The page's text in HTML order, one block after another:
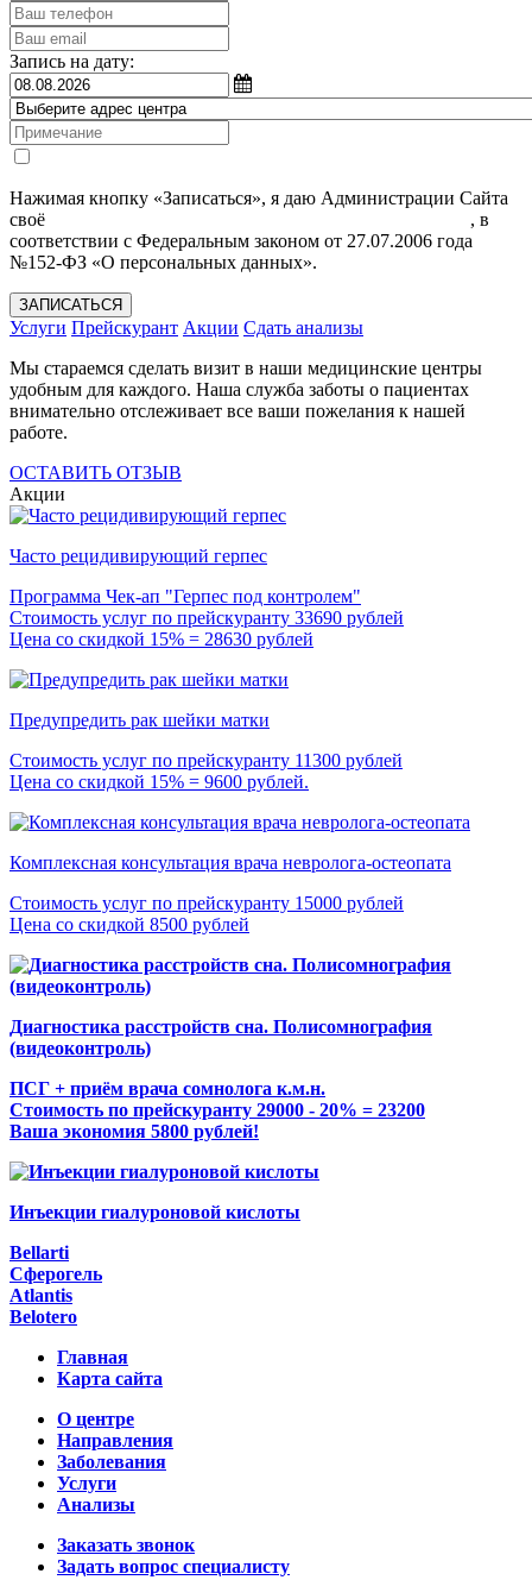
Запись на дату:
Нажимая кнопку «Записаться», я даю Администрации Сайта
своё
, в
соответствии с Федеральным законом от 27.07.2006 года
№152-ФЗ «О персональных данных».
ЗАПИСАТЬСЯ
Услуги Прейскурант Акции Сдать анализы
Мы стараемся сделать визит в наши медицинские центры
удобным для каждого. Наша служба заботы о пациентах
внимательно отслеживает все ваши пожелания к нашей
работе.
ОСТАВИТЬ ОТЗЫВ
Акции
Часто рецидивирующий герпес
Программа Чек-ап "Герпес под контролем"
Стоимость услуг по прейскуранту 33690 рублей
Цена со скидкой 15% = 28630 рублей
Предупредить рак шейки матки
Стоимость услуг по прейскуранту 11300 рублей
Цена со скидкой 15% = 9600 рублей.
Комплексная консультация врача невролога-остеопата
Стоимость услуг по прейскуранту 15000 рублей
Цена со скидкой 8500 рублей
Диагностика расстройств сна. Полисомнография
(видеоконтроль)
ПСГ + приём врача сомнолога к.м.н.
Стоимость по прейскуранту 29000 - 20% = 23200
Ваша экономия 5800 рублей!
Инъекции гиалуроновой кислоты
Bellarti
Сферогель
Atlantis
Belotero
Главная
Карта сайта
О центре
Направления
Заболевания
Услуги
Анализы
Заказать звонок
Задать вопрос специалисту